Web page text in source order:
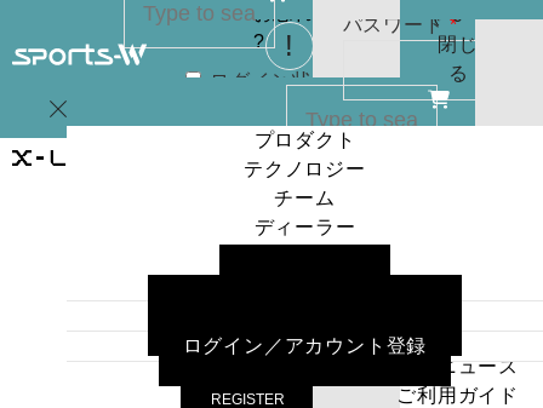
お忘れですか
?
REGISTER
ログイン状
ログイン
REGISTER
カー
トに
商品
はあ
りま
せん
SEARCH
パスワード*必
須
ログイン
パスワードを
お忘れですか
( 0
)
閉じ
る
はあ
りま
せん
テクノロジー
チーム
ディーラー
ニュース
ご利用ガイド
プロダクト
テクノロジー
チーム
ディーラー
ログイン／アカウント登録